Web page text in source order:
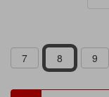
7
8 9